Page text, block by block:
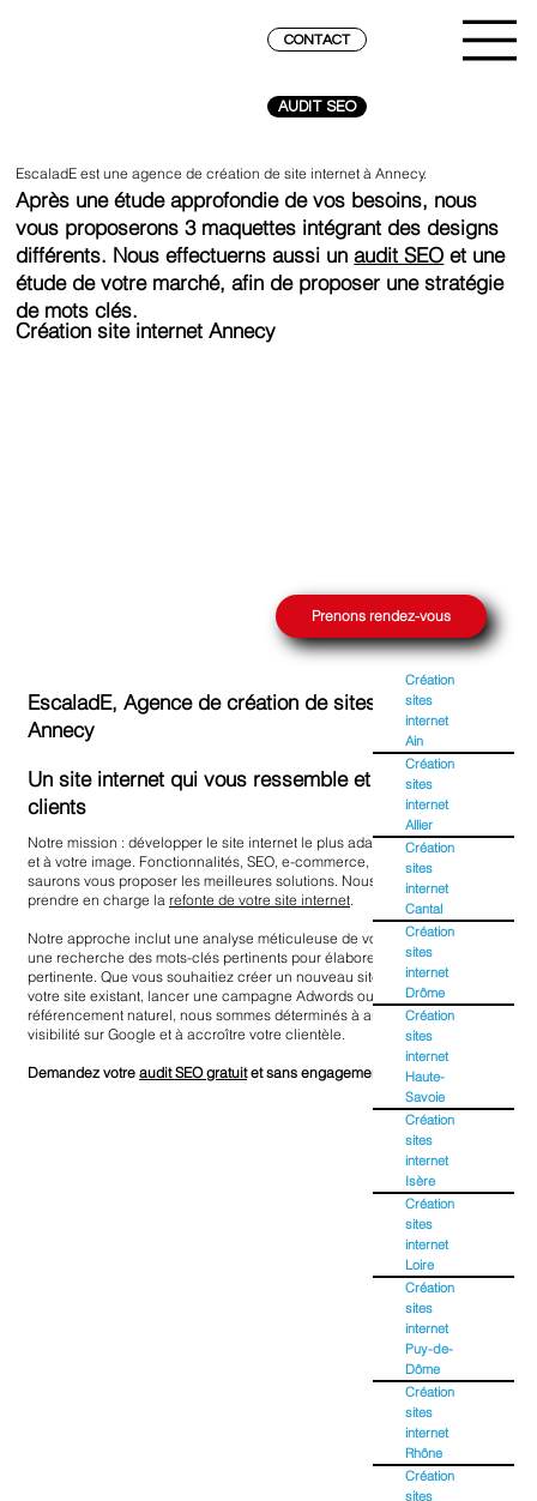
AUDIT SEO
CONTACT
Création site internet Annecy
Prenons rendez-vous
EscaladE est une agence de création de site internet à Annecy.
Après une étude approfondie de vos besoins, nous
vous proposerons 3 maquettes intégrant des designs
différents. Nous effectuerns aussi unaudit SEO et une
étude de votre marché, afin de proposer une stratégie
de mots clés.
EscaladE, Agence de création de sites internet à
Annecy
Un site internet qui vous ressemble et capte vos
clients
Notre mission : développer le site internet le plus adapté à votre stratégie
et à votre image. Fonctionnalités, SEO, e-commerce, design, nous
saurons vous proposer les meilleures solutions. Nous pouvons également
prendre en charge larefonte de votre site internet
Notre approche inclut une analyse méticuleuse de votre concurrence et
une recherche des mots-clés pertinents pour élaborer une stratégie SEO
pertinente. Que vous souhaitiez créer un nouveau site web ou optimiser
votre site existant, lancer une campagne Adwords ou améliorer votre
référencement naturel, nous sommes déterminés à augmenter votre
visibilité sur Google et à accroître votre clientèle.
Demandez votreaudit SEO gratuitet sans engagement.
Création
sites
internet
Ain
Création
sites
internet
Allier
Création
sites
internet
Cantal
Création
sites
internet
Drôme
Création
sites
internet
Haute-
Savoie
Création
sites
internet
Isère
Création
sites
internet
Loire
Création
sites
internet
Puy-de-
Dôme
Création
sites
internet
Rhône
Création
sites